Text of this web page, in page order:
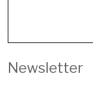
Newsletter